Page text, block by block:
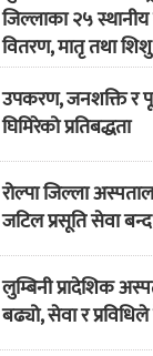
जिल्लाका २५
वितरण, मातृ तथा
उपकरण, जनशक्ति र
घिमिरेको प्रतिबद्धता
रोल्पा जिल्ला
जटिल प्रसूति सेवा बन्द
लुम्बिनी प्रादेशिक
बढ्यो, सेवा र